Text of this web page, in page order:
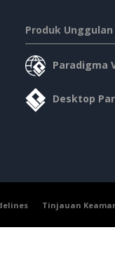
Produk Unggulan
Paradigma
Desktop
Tinjauan